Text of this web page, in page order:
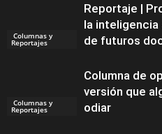
Columnas y
Reportajes
Reportaje |
la
de futuros
Columnas y
Reportajes
Columna de
versión que
odiar